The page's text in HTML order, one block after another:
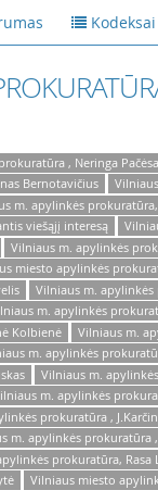
Kodeksai
, Neringa
Bernotavičius
m. apylinkės
viešąjį interesą
Vilniaus m. apylinkės
miesto apylinkės
Vilniaus m.
m. apylinkės
Kolbienė
Vilniaus m.
m. apylinkės
Vilniaus m.
m. apylinkės
prokuratūra ,
m. apylinkės prokuratūra ,
prokuratūra, Rasa
Vilniaus miesto